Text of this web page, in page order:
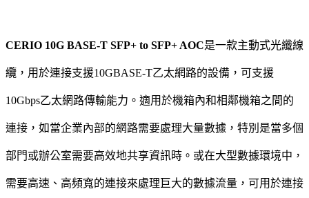
CERIO 10G BASE-T SFP+ to SFP+ AOC是一款主動式光纖線
纜，用於連接支援10GBASE-T乙太網路的設備，可支援
10Gbps乙太網路傳輸能力。適用於機箱內和相鄰機箱之間的
連接，如當企業內部的網路需要處理大量數據，特別是當多個
部門或辦公室需要高效地共享資訊時。或在大型數據環境中，
需要高速、高頻寬的連接來處理巨大的數據流量，可用於連接